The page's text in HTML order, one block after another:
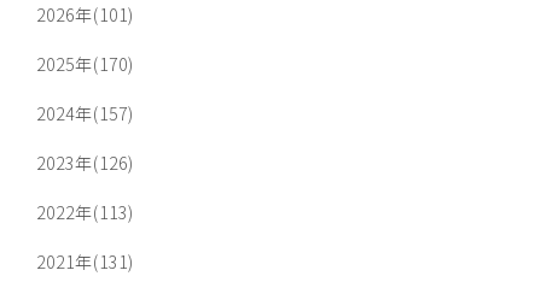
2026年(101)
2025年(170)
2024年(157)
2023年(126)
2022年(113)
2021年(131)